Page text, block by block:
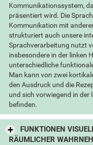
Kommunikationssystem,
präsentiert wird. Die
Kommunikation mit
strukturiert auch unsere
Sprachverarbeitung nutzt
insbesondere in der linken
unterschiedliche
Man kann von zwei
den Ausdruck und die
und sich vorwiegend in der
befinden.
FUNKTIONEN
RÄUMLICHER